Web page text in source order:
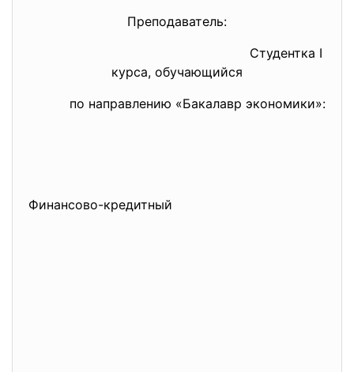
Преподаватель:
Студентка I
курса, обучающийся
по направлению «Бакалавр экономики»:
Финансово-кредитный